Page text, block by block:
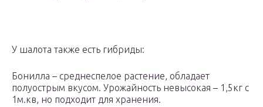
У шалота также есть гибриды:
Бонилла – среднеспелое растение, обладает
полуострым вкусом. Урожайность невысокая – 1,5кг с
1м.кв, но подходит для хранения.